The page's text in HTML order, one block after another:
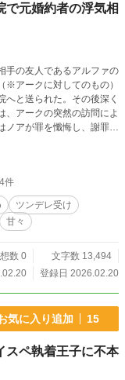
で元婚約者の浮気相
手の友人であるアルファの
※アークに対してのもの）
へと送られた。その後深く
、アークの突然の訪問によ
ノアが罪を懺悔し、謝罪す
き、気づけば挿入直前に
クスを前に止まれるはず
クの本音が決壊する。
てに、若い二人は「責
件
ツンデレ受け
甘々
数 0
文字数 13,494
登録日 2026.02.20
気に入り追加 15
スペ執着王子に不本